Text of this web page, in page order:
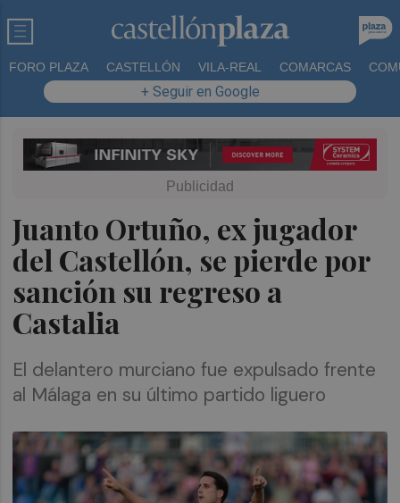
FORO PLAZA CASTELLÓN VILA-REAL COMARCAS
+ Seguir en Google
Juanto Ortuño, ex jugador
del Castellón, se pierde por
sanción su regreso a
Castalia
El delantero murciano fue expulsado frente
al Málaga en su último partido liguero